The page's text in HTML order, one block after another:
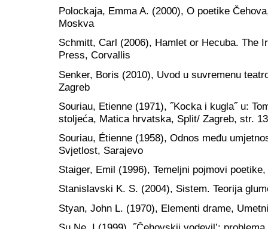
Polockaja, Emma A. (2000), O poetike
Moskva
Schmitt, Carl (2006), Hamlet or Hecuba. The
Press, Corvallis
Senker, Boris (2010), Uvod u suvremenu
Zagreb
Souriau, Etienne (1971), ˝Kocka i kugla˝ u:
stoljeća, Matica hrvatska, Split/ Zagreb, str.
Souriau, Étienne (1958), Odnos među
Svjetlost, Sarajevo
Staiger, Emil (1996), Temeljni pojmovi
Stanislavski K. S. (2004), Sistem. Teorija
Styan, John L. (1970), Elementi drame,